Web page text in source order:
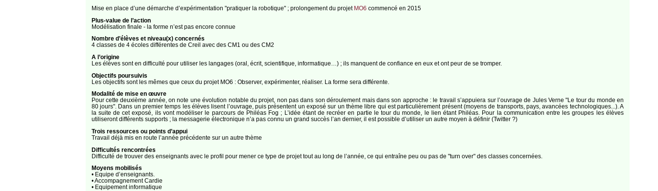
Mise en place d’une démarche d’expérimentation "pratiquer la robotique" ; prolongement du projet MO6 commencé en 2015
Plus-value de l’action
Modélisation finale - la forme n’est pas encore connue
Nombre d’élèves et niveau(x) concernés
4 classes de 4 écoles différentes de Creil avec des CM1 ou des CM2
A l’origine
Les élèves sont en difficulté pour utiliser les langages (oral, écrit, scientifique, informatique…) ; ils manquent de confiance en eux et ont peur de se tromper.
Objectifs poursuivis
Les objectifs sont les mêmes que ceux du projet MO6 : Observer, expérimenter, réaliser. La forme sera différente.
Modalité de mise en œuvre
Pour cette deuxième année, on note une évolution notable du projet, non pas dans son déroulement mais dans son approche : le travail s’appuiera sur l’ouvrage de Jules Verne "Le tour du monde en
80 jours". Dans un premier temps les élèves lisent l’ouvrage, puis présentent un exposé sur un thème libre qui est particulièrement présent (moyens de transports, pays, avancées technologiques...). A
la suite de cet exposé, ils vont modéliser le parcours de Philéas Fog ; L’idée étant de recréer en partie le tour du monde, le lien étant Philéas. Pour la communication entre les groupes les élèves
utiliseront différents supports ; la messagerie électronique n’a pas connu un grand succès l’an dernier, il est possible d’utiliser un autre moyen à définir (Twitter ?)
Trois ressources ou points d’appui
Travail déjà mis en route l’année précédente sur un autre thème
Difficultés rencontrées
Difficulté de trouver des enseignants avec le profil pour mener ce type de projet tout au long de l’année, ce qui entraîne peu ou pas de "turn over" des classes concernées.
Moyens mobilisés
• Equipe d’enseignants.
• Accompagnement Cardie
• Equipement informatique